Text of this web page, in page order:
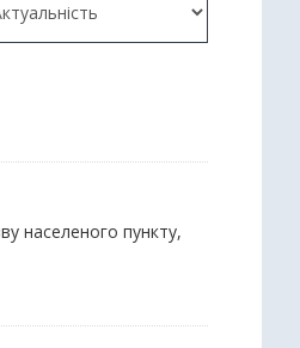
населеного пункту,